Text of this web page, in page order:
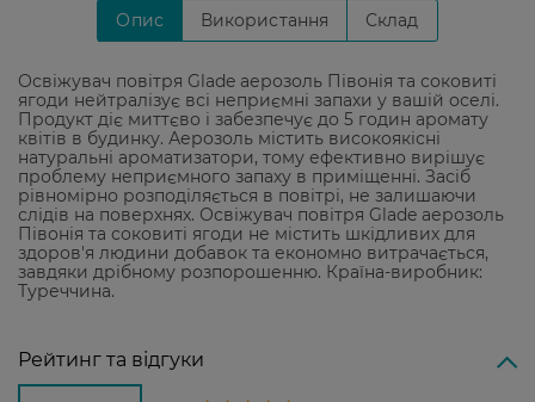
Опис Використання Склад
Освіжувач повітря Glade аерозоль Півонія та соковиті
ягоди нейтралізує всі неприємні запахи у вашій оселі.
Продукт діє миттєво і забезпечує до 5 годин аромату
квітів в будинку. Аерозоль містить високоякісні
натуральні ароматизатори, тому ефективно вирішує
проблему неприємного запаху в приміщенні. Засіб
рівномірно розподіляється в повітрі, не залишаючи
слідів на поверхнях. Освіжувач повітря Glade аерозоль
Півонія та соковиті ягоди не містить шкідливих для
здоров'я людини добавок та економно витрачається,
завдяки дрібному розпорошенню. Країна-виробник:
Туреччина.
Рейтинг та відгуки